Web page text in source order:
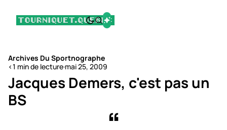
Archives Du Sportnographe
<1 min de lecture·mai 25, 2009
Jacques Demers, c'est pas un
BS